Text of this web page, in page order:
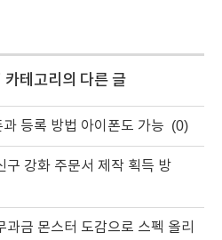
카테고리의 다른 글
등록 방법 아이폰도 가능 (0)
구 강화 주문서 제작 획득 방
금 몬스터 도감으로 스펙 올리